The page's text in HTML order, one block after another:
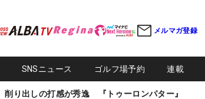
メルマガ登録
SNSニュース ゴルフ場予約 連載
削り出しの打感が秀逸 『トゥーロンパター』